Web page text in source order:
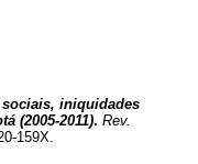
iniquidades
(2005-2011). Rev.
159X.